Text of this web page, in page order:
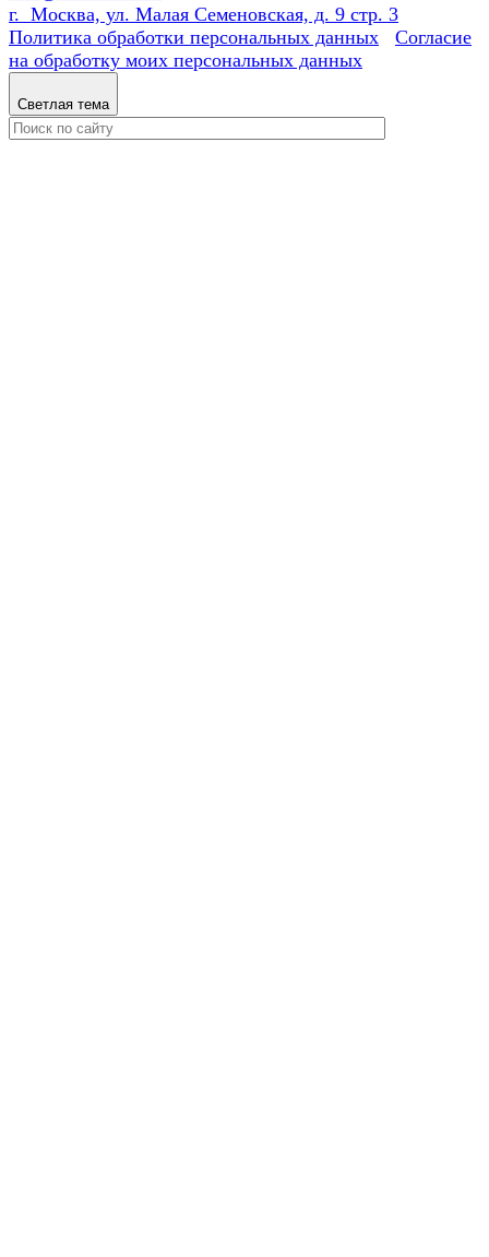
г. Москва, ул. Малая Семеновская, д. 9 стр. 3
Политика обработки персональных данных
Согласие
на обработку моих персональных данных
Светлая тема